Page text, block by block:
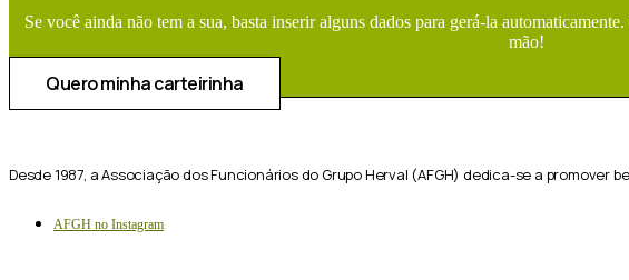
Se você ainda não tem a sua, basta inserir alguns dados para gerá-la
mão!
Quero minha carteirinha
Desde 1987, a Associação dos Funcionários do Grupo Herval (AFGH) dedica-se a
AFGH no Instagram